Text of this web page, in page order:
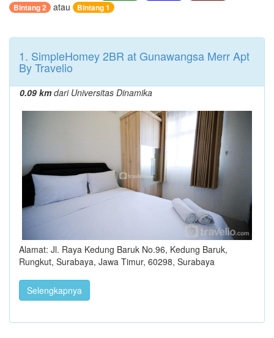
Bintang 2
atau Bintang 1
1. SimpleHomey 2BR at Gunawangsa Merr Apt
By Travelio
0.09 kmdari Universitas Dinamika
Alamat: Jl. Raya Kedung Baruk No.96, Kedung Baruk,
Rungkut, Surabaya, Jawa Timur, 60298, Surabaya
Selengkapnya